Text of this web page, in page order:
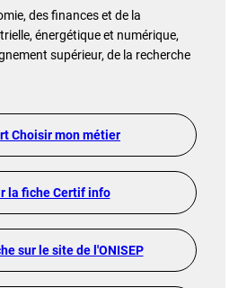
des finances et de la
énergétique et numérique,
supérieur, de la recherche
Choisir mon métier
la fiche Certif info
sur le site de l'ONISEP